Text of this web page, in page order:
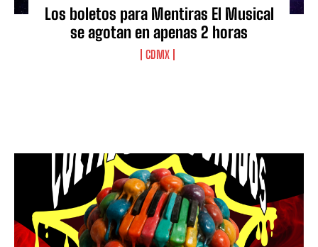
Los boletos para Mentiras El Musical
se agotan en apenas 2 horas
CDMX